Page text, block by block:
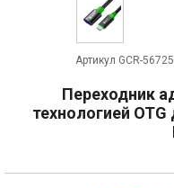
Артикул GCR-56725
Переходник
технологией